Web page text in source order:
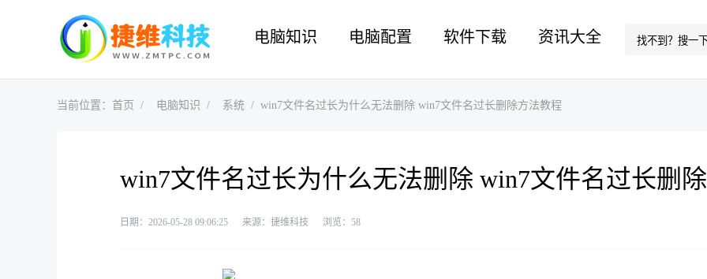
电脑知识 电脑配置 软件下载 资讯大全
当前位置： 首页 电脑知识 系统 win7文件名过长为什么无法删除 win7文件名过长删除方法教程
win7文件名过长为什么无法删除 win7文件名过长删
日期：2026-05-28 09:06:25 来源：捷维科技 浏览： 58